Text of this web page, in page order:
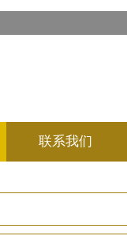
联系我们